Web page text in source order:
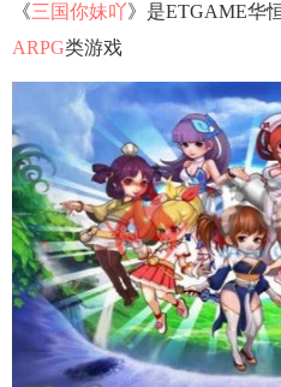
《三国你妹吖》是ETGAME华
ARPG类游戏